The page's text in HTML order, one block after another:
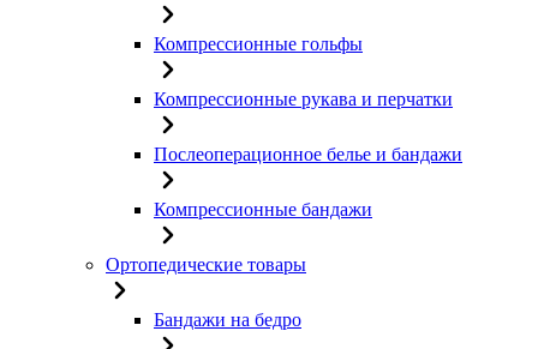
Компрессионные гольфы
Компрессионные рукава и перчатки
Послеоперационное белье и бандажи
Компрессионные бандажи
Ортопедические товары
Бандажи на бедро